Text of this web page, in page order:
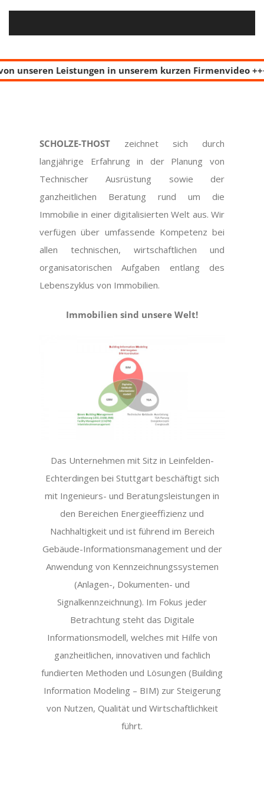
Leistungen in unserem kurzen Firmenvideo +++
SCHOLZE-THOST zeichnet sich durch
langjährige Erfahrung in der Planung von
Technischer Ausrüstung sowie der
ganzheitlichen Beratung rund um die
Immobilie in einer digitalisierten Welt aus. Wir
verfügen über umfassende Kompetenz bei
allen technischen, wirtschaftlichen und
organisatorischen Aufgaben entlang des
Lebenszyklus von Immobilien.
Immobilien sind unsere Welt!
Das Unternehmen mit Sitz in Leinfelden-
Echterdingen bei Stuttgart beschäftigt sich
mit Ingenieurs- und Beratungsleistungen in
den Bereichen Energieeffizienz und
Nachhaltigkeit und ist führend im Bereich
Gebäude-Informationsmanagement und der
Anwendung von Kennzeichnungssystemen
(Anlagen-, Dokumenten- und
Signalkennzeichnung). Im Fokus jeder
Betrachtung steht das Digitale
Informationsmodell, welches mit Hilfe von
ganzheitlichen, innovativen und fachlich
fundierten Methoden und Lösungen (Building
Information Modeling – BIM) zur Steigerung
von Nutzen, Qualität und Wirtschaftlichkeit
führt.